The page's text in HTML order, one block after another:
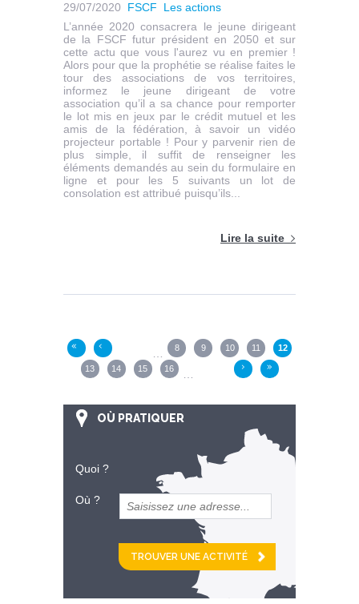
29/07/2020 FSCF
Les actions
L’année 2020 consacrera le jeune dirigeant
de la FSCF futur président en 2050 et sur
cette actu que vous l'aurez vu en premier !
Alors pour que la prophétie se réalise faites le
tour des associations de vos territoires,
informez le jeune dirigeant de votre
association qu’il a sa chance pour remporter
le lot mis en jeux par le crédit mutuel et les
amis de la fédération, à savoir un vidéo
projecteur portable ! Pour y parvenir rien de
plus simple, il suffit de renseigner les
éléments demandés au sein du formulaire en
ligne et pour les 5 suivants un lot de
consolation est attribué puisqu’ils...
Lire la suite
« ‹ … 8 9 10 11 12
13 14 15 16 … › »
OÙ PRATIQUER
Quoi ?
Où ?
et
km alentour